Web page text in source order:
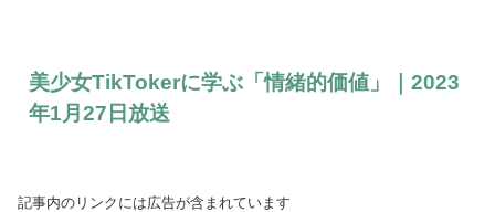
美少女TikTokerに学ぶ「情緒的価値」｜2023
年1月27日放送
記事内のリンクには広告が含まれています